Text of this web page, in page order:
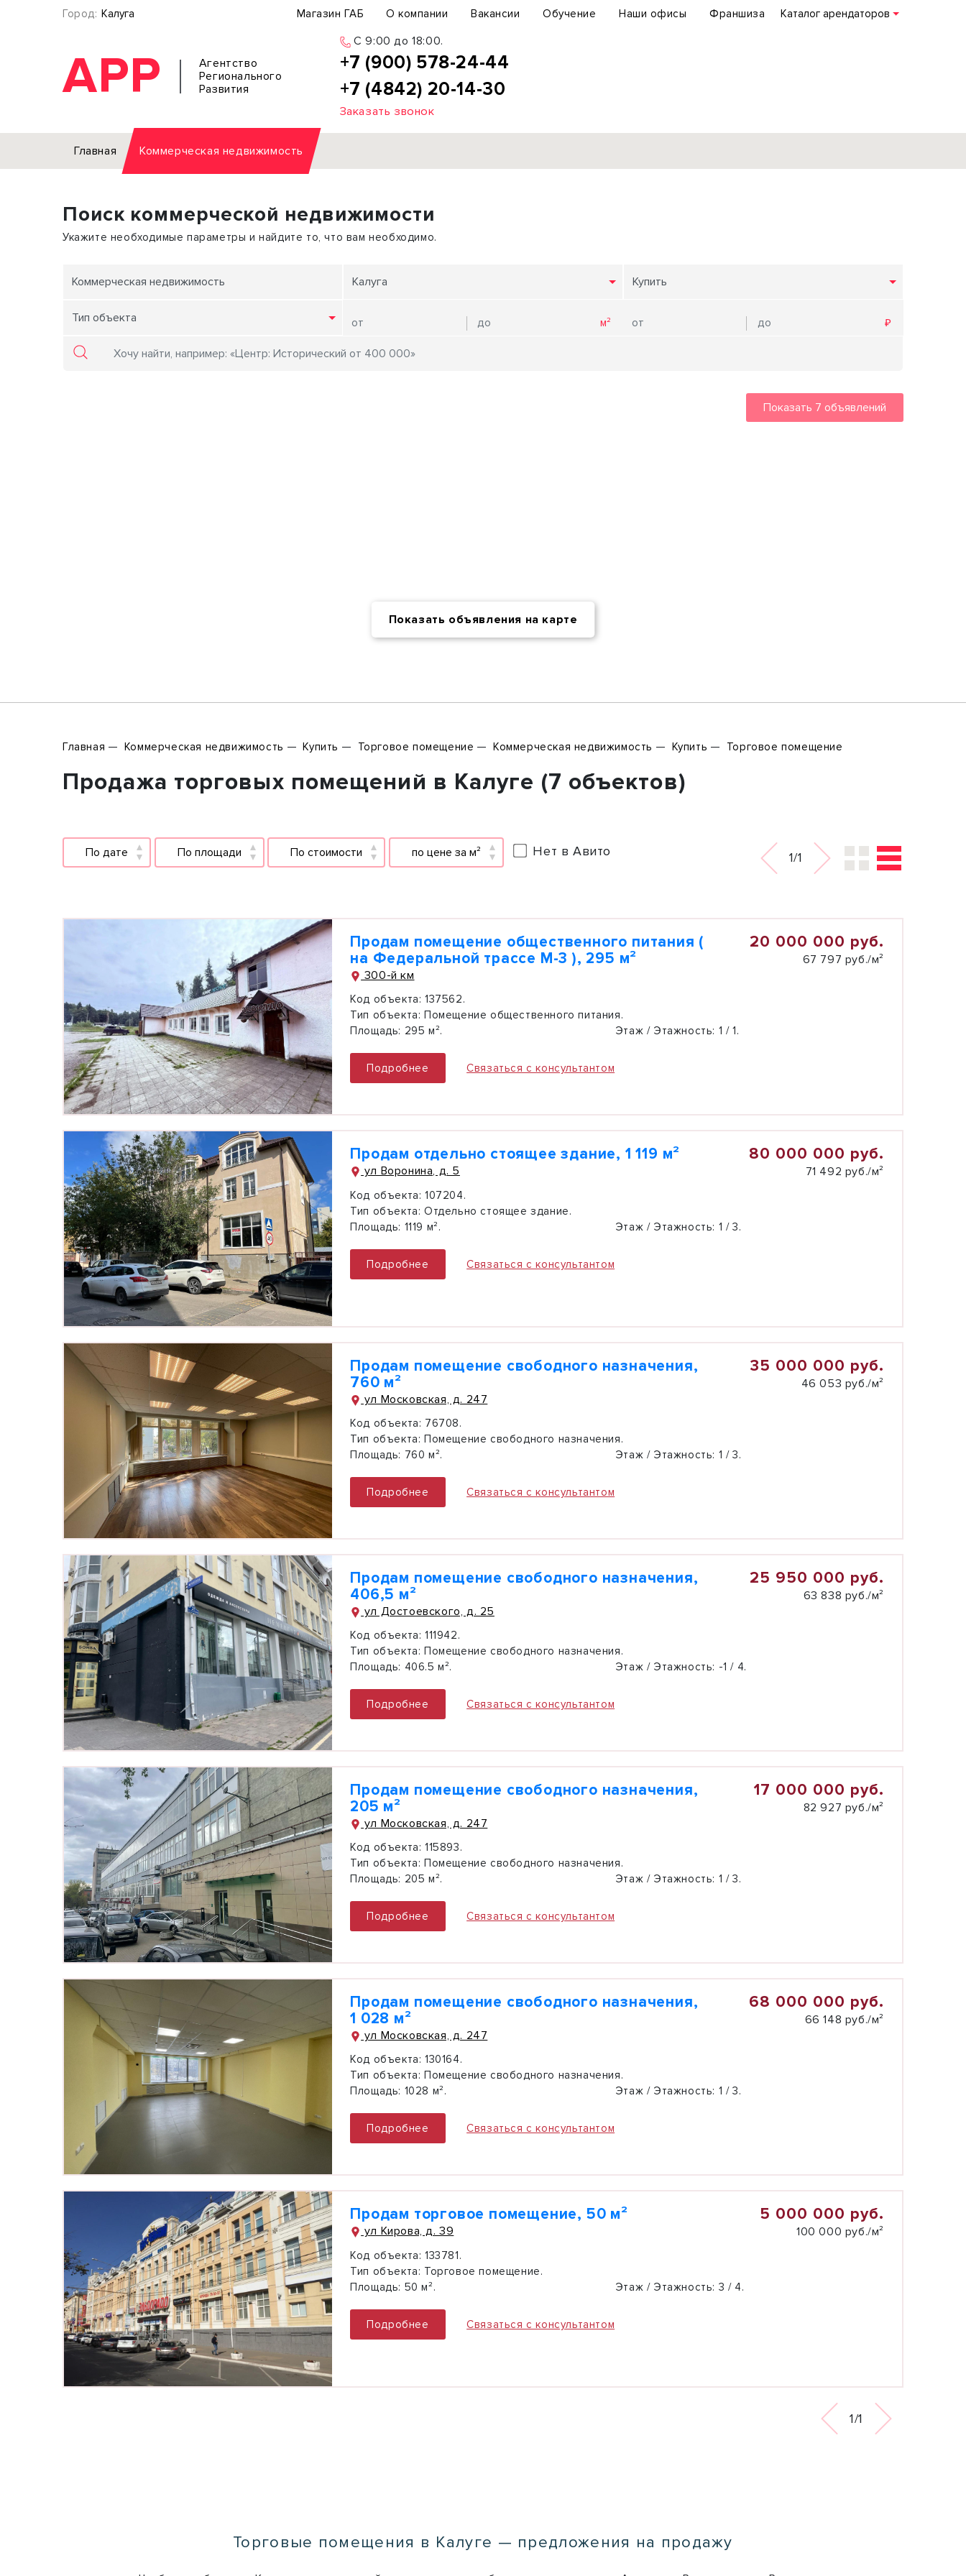
Город: Калуга Магазин ГАБ О компании Вакансии Обучение Наши офисы Франшиза Каталог арендаторов
АРР
Агентство
Регионального
Развития
C 9:00 до 18:00.
+7 (900) 578-24-44
+7 (4842) 20-14-30
Заказать звонок
Главная Коммерческая недвижимость
Офис
Торговое помещение
Склад
Земельный участок
Отдельное здание
Бизнес-центр
Поиск коммерческой недвижимости
Укажите необходимые параметры и найдите то, что вам необходимо.
Коммерческая недвижимость Калуга Купить
Тип объекта
Показать 7 объявлений
Показать объявления на карте
Главная Коммерческая недвижимость Купить Торговое помещение Коммерческая недвижимость Купить Торговое помещение
Продажа торговых помещений в Калуге (7 объектов)
По дате По площади По стоимости по цене за м² Нет в Авито 1/1
Продам помещение общественного питания (
на Федеральной трассе М-3 ), 295 м²
300-й км
20 000 000 руб.
67 797 руб./м²
Код объекта: 137562.
Тип объекта: Помещение общественного питания.
Площадь: 295 м². Этаж / Этажность: 1 / 1.
Подробнее Связаться с консультантом
Продам отдельно стоящее здание, 1 119 м²
ул Воронина, д. 5
80 000 000 руб.
71 492 руб./м²
Код объекта: 107204.
Тип объекта: Отдельно стоящее здание.
Площадь: 1119 м². Этаж / Этажность: 1 / 3.
Подробнее Связаться с консультантом
Продам помещение свободного назначения,
760 м²
ул Московская, д. 247
35 000 000 руб.
46 053 руб./м²
Код объекта: 76708.
Тип объекта: Помещение свободного назначения.
Площадь: 760 м². Этаж / Этажность: 1 / 3.
Подробнее Связаться с консультантом
Продам помещение свободного назначения,
406,5 м²
ул Достоевского, д. 25
25 950 000 руб.
63 838 руб./м²
Код объекта: 111942.
Тип объекта: Помещение свободного назначения.
Площадь: 406.5 м². Этаж / Этажность: -1 / 4.
Подробнее Связаться с консультантом
Продам помещение свободного назначения,
205 м²
ул Московская, д. 247
17 000 000 руб.
82 927 руб./м²
Код объекта: 115893.
Тип объекта: Помещение свободного назначения.
Площадь: 205 м². Этаж / Этажность: 1 / 3.
Подробнее Связаться с консультантом
Продам помещение свободного назначения,
1 028 м²
ул Московская, д. 247
68 000 000 руб.
66 148 руб./м²
Код объекта: 130164.
Тип объекта: Помещение свободного назначения.
Площадь: 1028 м². Этаж / Этажность: 1 / 3.
Подробнее Связаться с консультантом
Продам торговое помещение, 50 м²
ул Кирова, д. 39
5 000 000 руб.
100 000 руб./м²
Код объекта: 133781.
Тип объекта: Торговое помещение.
Площадь: 50 м². Этаж / Этажность: 3 / 4.
Подробнее Связаться с консультантом
1/1
Торговые помещения в Калуге — предложения на продажу